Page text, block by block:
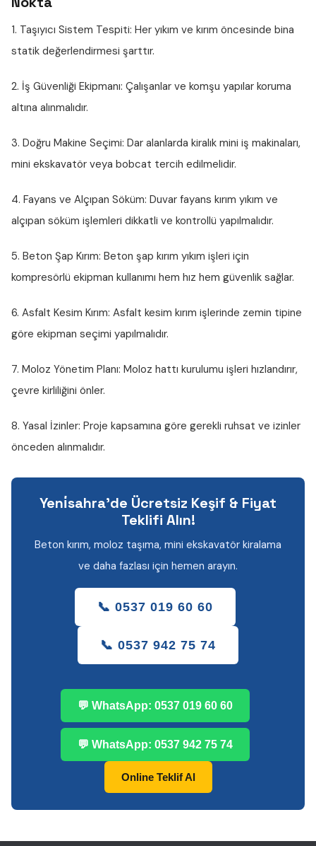
1. Taşıyıcı Sistem Tespiti: Her yıkım ve kırım öncesinde bina
statik değerlendirmesi şarttır.
2. İş Güvenliği Ekipmanı: Çalışanlar ve komşu yapılar koruma
altına alınmalıdır.
3. Doğru Makine Seçimi: Dar alanlarda kiralık mini iş makinaları,
mini ekskavatör veya bobcat tercih edilmelidir.
4. Fayans ve Alçıpan Söküm: Duvar fayans kırım yıkım ve
alçıpan söküm işlemleri dikkatli ve kontrollü yapılmalıdır.
5. Beton Şap Kırım: Beton şap kırım yıkım işleri için
kompresörlü ekipman kullanımı hem hız hem güvenlik sağlar.
6. Asfalt Kesim Kırım: Asfalt kesim kırım işlerinde zemin tipine
göre ekipman seçimi yapılmalıdır.
7. Moloz Yönetim Planı: Moloz hattı kurulumu işleri hızlandırır,
çevre kirliliğini önler.
8. Yasal İzinler: Proje kapsamına göre gerekli ruhsat ve izinler
önceden alınmalıdır.
Yeni̇sahra'de Ücretsiz Keşif & Fiyat
Teklifi Alın!
Beton kırım, moloz taşıma, mini ekskavatör kiralama
ve daha fazlası için hemen arayın.
📞 0537 019 60 60
📞 0537 942 75 74
💬 WhatsApp: 0537 019 60 60
💬 WhatsApp: 0537 942 75 74
Online Teklif Al